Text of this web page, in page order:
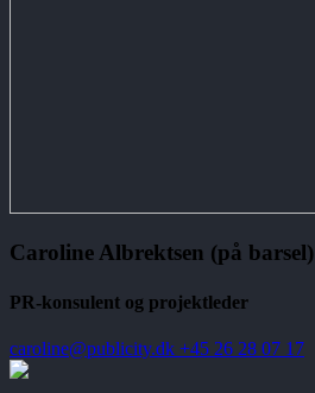
Caroline Albrektsen (på barsel)
PR-konsulent og projektleder
caroline@publicity.dk +45 26 28 07 17